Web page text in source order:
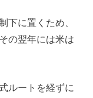
下に置くため、
の翌年には米は
ルートを経ずに